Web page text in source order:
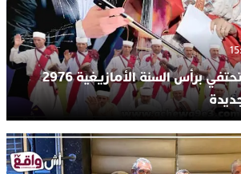
جمعية “تمونت” تحتفي برأس السنة الأمازيغية 2976